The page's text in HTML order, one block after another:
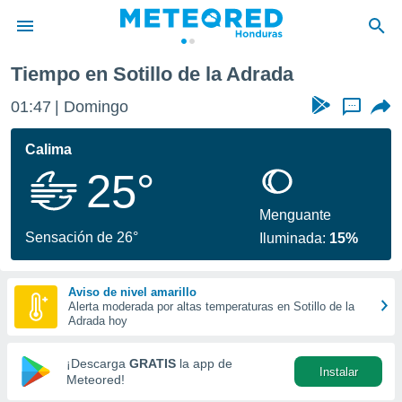
de
ha sido
calidad.
a este
las
y
forma
digital
basada
Tiempo en Sotillo de la Adrada
01:47 Domingo ...
Calima
25°
Sensación de 26°
Menguante
Iluminada: 15%
Aviso de nivel amarillo
Alerta moderada por altas temperaturas en Sotillo de la
Adrada hoy
¡Descarga GRATIS la app de
Meteored!
Instalar